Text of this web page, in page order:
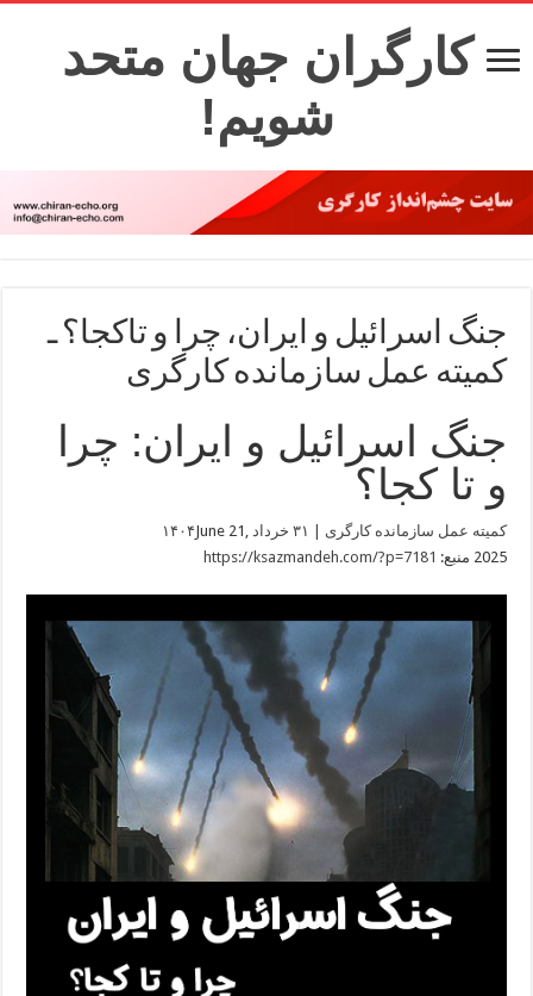
کارگران جهان متحد
شویم!
جنگ اسرائیل و ایران، چرا و تاکجا؟ ـ
کمیته عمل سازمانده کارگری
جنگ اسرائیل و ایران: چرا
و تا کجا؟
کمیته عمل سازمانده کارگری | ۳۱ خرداد ۱۴۰۴
June 21,
2025 منبع: https://ksazmandeh.com/?p=7181